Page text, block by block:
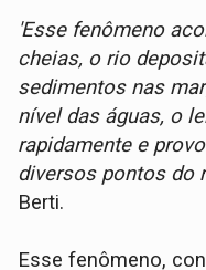
'Esse fenômeno
cheias, o rio
sedimentos nas
nível das águas, o
rapidamente e
diversos pontos do
Berti.
Esse fenômeno,